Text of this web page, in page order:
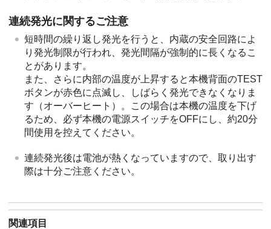
連続発光に関するご注意
短時間の繰り返し発光を行うと、内蔵の安全回路によ
り発光制限が行われ、発光間隔が強制的に長くなるこ
とがあります。
また、さらに内部の温度が上昇すると本機背面のTEST
ボタンが赤色に点滅し、しばらく発光できなくなりま
す（オーバーヒート）。この場合は本機の温度を下げ
るため、必ず本機の電源スイッチをOFFにし、約20分
間使用を控えてください。
連続発光後は電池が熱くなっていますので、取り出す
際は十分ご注意ください。
関連項目